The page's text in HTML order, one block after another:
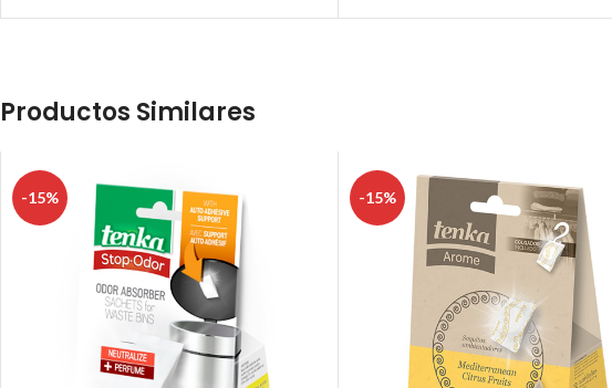
Productos Similares
-15% -15%